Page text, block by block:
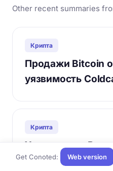
Other recent summaries
Крипта
Продажи Bitcoin
уязвимость
Крипта
Уязвимости,
Влияние ИИ на
Get Conoted: Web version